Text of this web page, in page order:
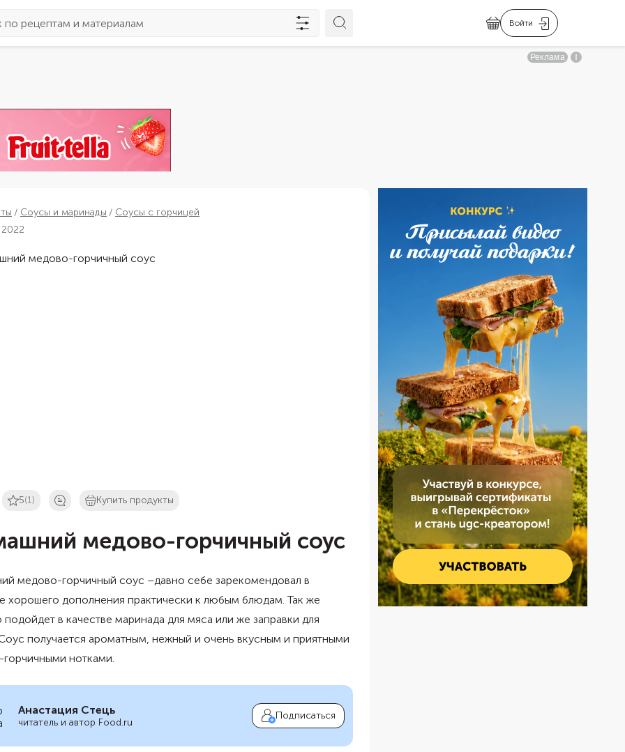
Войти
Соусы и маринады
Соусы с горчицей
2022
5(1) Купить продукты
медово-горчичный соус
медово-горчичный соус –давно себе зарекомендовал в
хорошего дополнения практически к любым блюдам. Так же
подойдет в качестве маринада для мяса или же заправки для
получается ароматным, нежный и очень вкусным и приятными
нотками.
Анастация Стець
читатель и автор Food.ru
Подписаться